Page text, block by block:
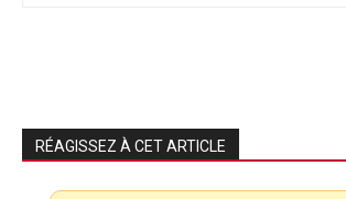
RÉAGISSEZ À CET ARTICLE